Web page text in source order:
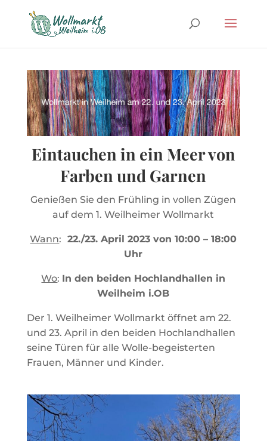
Eintauchen in ein Meer von
Farben und Garnen
Genießen Sie den Frühling in vollen Zügen
auf dem 1. Weilheimer Wollmarkt
Wann: 22./23. April 2023 von 10:00 – 18:00
Uhr
Wo: In den beiden Hochlandhallen in
Weilheim i.OB
Der 1. Weilheimer Wollmarkt öffnet am 22.
und 23. April in den beiden Hochlandhallen
seine Türen für alle Wolle-begeisterten
Frauen, Männer und Kinder.